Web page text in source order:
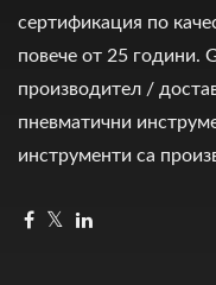
сертификация по
повече от 25 години.
производител /
пневматични
инструменти са